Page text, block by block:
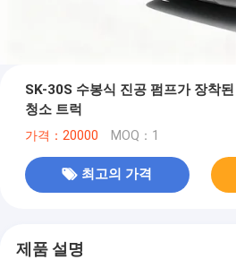
SK-30S 수봉식 진공 펌프가 장착
청소 트럭
가격：20000 MOQ：1
최고의 가격
제품 설명